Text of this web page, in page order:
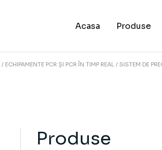
Acasa Produse
ECHIPAMENTE PCR ȘI PCR ÎN TIMP REAL SISTEM DE
Produse